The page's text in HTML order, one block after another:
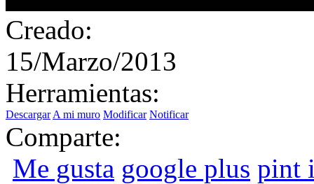
Creado:
15/Marzo/2013
Herramientas:
Descargar A mi muro Modificar Notificar
Comparte:
Me gusta google plus pint